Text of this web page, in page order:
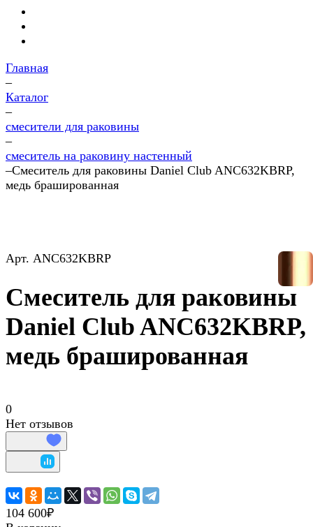
Главная
–
Каталог
–
смесители для раковины
–
смеситель на раковину настенный
–Смеситель для раковины Daniel Club ANC632KBRP,
медь брашированная
Арт. ANC632KBRP
Смеситель для раковины
Daniel Club ANC632KBRP,
медь брашированная
0
Нет отзывов
104 600₽